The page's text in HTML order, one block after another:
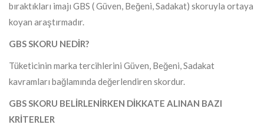
bıraktıkları imajı GBS ( Güven, Beğeni, Sadakat) skoruyla ortaya
koyan araştırmadır.
GBS SKORU NEDİR?
Tüketicinin marka tercihlerini Güven, Beğeni, Sadakat
kavramları bağlamında değerlendiren skordur.
GBS SKORU BELİRLENİRKEN DİKKATE ALINAN BAZI
KRİTERLER